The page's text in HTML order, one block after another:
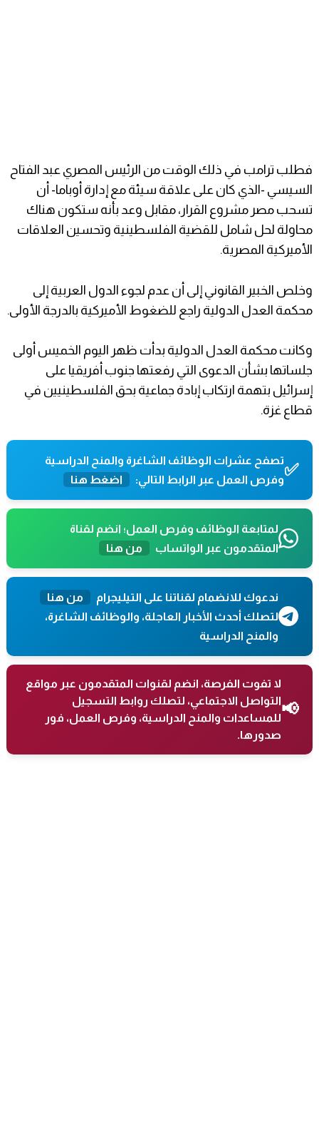
فطلب ترامب في ذلك الوقت من الرئيس المصري عبد الفتاح
السيسي -الذي كان على علاقة سيئة مع إدارة أوباما- أن
تسحب مصر مشروع القرار، مقابل وعد بأنه ستكون هناك
محاولة لحل شامل للقضية الفلسطينية وتحسين العلاقات
الأميركية المصرية.
وخلص الخبير القانوني إلى أن عدم لجوء الدول العربية إلى
محكمة العدل الدولية راجع للضغوط الأميركية بالدرجة الأولى.
وكانت محكمة العدل الدولية بدأت ظهر اليوم الخميس أولى
جلساتها بشأن الدعوى التي رفعتها جنوب أفريقيا على
إسرائيل بتهمة ارتكاب إبادة جماعية بحق الفلسطينيين في
قطاع غزة.
✅تصفح عشرات الوظائف الشاغرة والمنح الدراسية
وفرص العمل عبر الرابط التالي:
اضغط هنا
لمتابعة الوظائف وفرص العمل؛ انضم لقناة
المتقدمون عبر الواتساب
من هنا
ندعوك للانضمام لقناتنا على التيليجرام
من هنا
لتصلك أحدث الأخبار العاجلة، والوظائف الشاغرة،
والمنح الدراسية
📢
لا تفوت الفرصة، انضم لقنوات المتقدمون عبر مواقع
التواصل الاجتماعي، لتصلك روابط التسجيل
للمساعدات والمنح الدراسية، وفرص العمل، فور
صدورها.